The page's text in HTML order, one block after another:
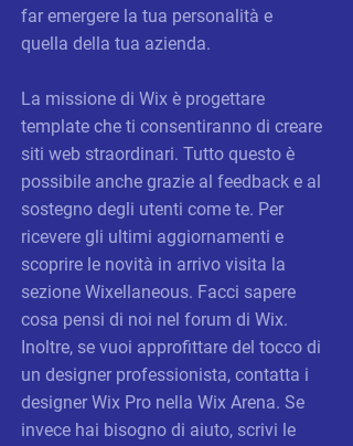
far emergere la tua personalità e
quella della tua azienda.
La missione di Wix è progettare
template che ti consentiranno di creare
siti web straordinari. Tutto questo è
possibile anche grazie al feedback e al
sostegno degli utenti come te. Per
ricevere gli ultimi aggiornamenti e
scoprire le novità in arrivo visita la
sezione Wixellaneous. Facci sapere
cosa pensi di noi nel forum di Wix.
Inoltre, se vuoi approfittare del tocco di
un designer professionista, contatta i
designer Wix Pro nella Wix Arena. Se
invece hai bisogno di aiuto, scrivi le